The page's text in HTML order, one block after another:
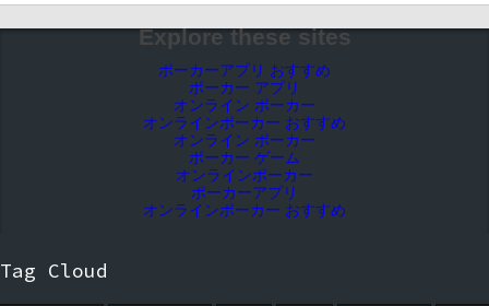
Explore these sites
ポーカーアプリ おすすめ
ポーカー アプリ
オンライン ポーカー
オンラインポーカー おすすめ
オンライン ポーカー
ポーカー ゲーム
オンラインポーカー
ポーカーアプリ
オンラインポーカー おすすめ
Tag Cloud